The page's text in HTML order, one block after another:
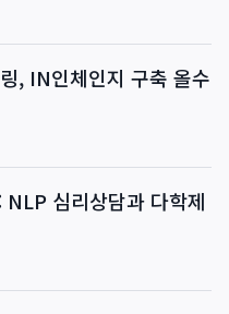
, IN인체인지 구축 올수
심리상담과 다학제